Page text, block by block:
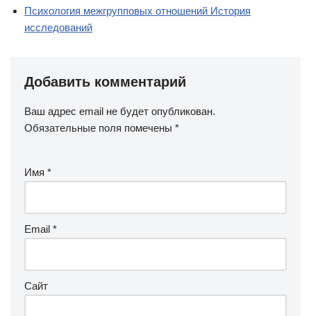
Психология межгрупповых отношений История
исследований
Добавить комментарий
Ваш адрес email не будет опубликован.
Обязательные поля помечены *
Имя *
Email *
Сайт